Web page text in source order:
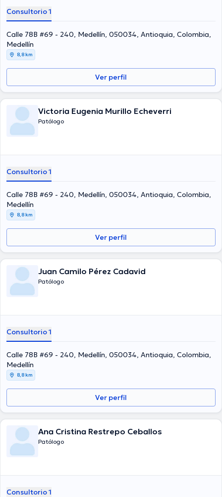
Consultorio 1
Calle 78B #69 - 240, Medellín, 050034, Antioquia, Colombia,
Medellín
8,8 km
Ver perfil
Victoria Eugenia Murillo Echeverri
Patólogo
Consultorio 1
Calle 78B #69 - 240, Medellín, 050034, Antioquia, Colombia,
Medellín
8,8 km
Ver perfil
Juan Camilo Pérez Cadavid
Patólogo
Consultorio 1
Calle 78B #69 - 240, Medellín, 050034, Antioquia, Colombia,
Medellín
8,8 km
Ver perfil
Ana Cristina Restrepo Ceballos
Patólogo
Consultorio 1